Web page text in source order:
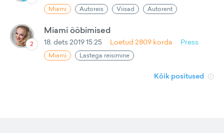
Miami Autoreis Viisad Autorent
2
Miami ööbimised
18. dets 2019 15:25 Loetud 2809 korda Press
Miami Lastega reisimine
Kõik positused